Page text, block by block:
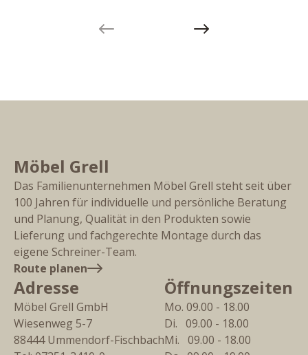
Next slide
Möbel Grell
Das Familienunternehmen Möbel Grell steht seit über
100 Jahren für individuelle und persönliche Beratung
und Planung, Qualität in den Produkten sowie
Lieferung und fachgerechte Montage durch das
eigene Schreiner-Team.
Route planen
Adresse
Möbel Grell GmbH
Wiesenweg 5-7
88444 Ummendorf-Fischbach
Öffnungszeiten
Mo. 09.00 - 18.00
Di.   09.00 - 18.00
Mi.   09.00 - 18.00